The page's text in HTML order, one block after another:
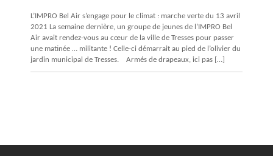
L’IMPRO Bel Air s’engage pour le climat : marche verte du 13 avril
2021 La semaine dernière, un groupe de jeunes de l’IMPRO Bel
Air avait rendez-vous au cœur de la ville de Tresses pour passer
une matinée … militante ! Celle-ci démarrait au pied de l’olivier du
jardin municipal de Tresses. Armés de drapeaux, ici pas […]